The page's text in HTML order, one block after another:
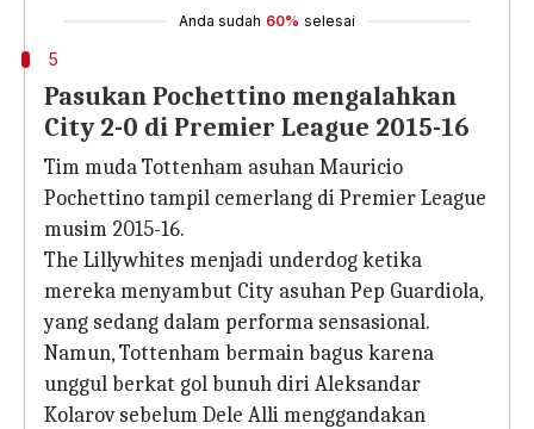
Anda sudah 60% selesai
5
Pasukan Pochettino mengalahkan
City 2-0 di Premier League 2015-16
Tim muda Tottenham asuhan Mauricio
Pochettino tampil cemerlang di Premier League
musim 2015-16.
The Lillywhites menjadi underdog ketika
mereka menyambut City asuhan Pep Guardiola,
yang sedang dalam performa sensasional.
Namun, Tottenham bermain bagus karena
unggul berkat gol bunuh diri Aleksandar
Kolarov sebelum Dele Alli menggandakan